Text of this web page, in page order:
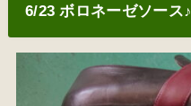
6/23 ボロネーゼソース♪